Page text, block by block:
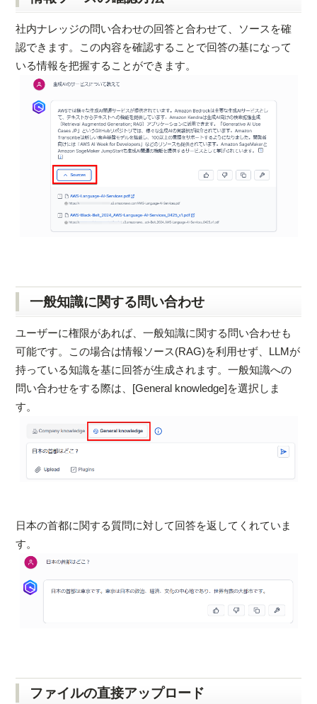
社内ナレッジの問い合わせの回答と合わせて、ソースを確
認できます。この内容を確認することで回答の基になって
いる情報を把握することができます。
一般知識に関する問い合わせ
ユーザーに権限があれば、一般知識に関する問い合わせも
可能です。この場合は情報ソース(RAG)を利用せず、LLMが
持っている知識を基に回答が生成されます。一般知識への
問い合わせをする際は、[General knowledge]を選択しま
す。
日本の首都に関する質問に対して回答を返してくれていま
す。
ファイルの直接アップロード